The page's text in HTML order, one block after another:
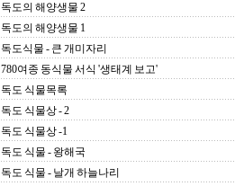
독도의 해양생물 2
독도의 해양생물 1
독도식물 - 큰 개미자리
780여종 동식물 서식 '생태계 보고'
독도 식물목록
독도 식물상 - 2
독도 식물상 -1
독도 식물 - 왕해국
독도 식물 - 날개 하늘나리